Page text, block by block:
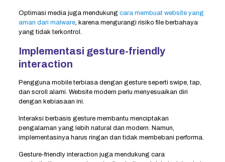
Optimasi media juga mendukung cara membuat website yang
aman dari malware, karena mengurangi risiko file berbahaya
yang tidak terkontrol.
Implementasi gesture-friendly
interaction
Pengguna mobile terbiasa dengan gesture seperti swipe, tap,
dan scroll alami. Website modern perlu menyesuaikan diri
dengan kebiasaan ini.
Interaksi berbasis gesture membantu menciptakan
pengalaman yang lebih natural dan modern. Namun,
implementasinya harus ringan dan tidak membebani performa.
Gesture-friendly interaction juga mendukung cara